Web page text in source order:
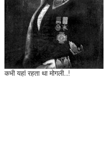
कभी यहां रहता था मोगली...!